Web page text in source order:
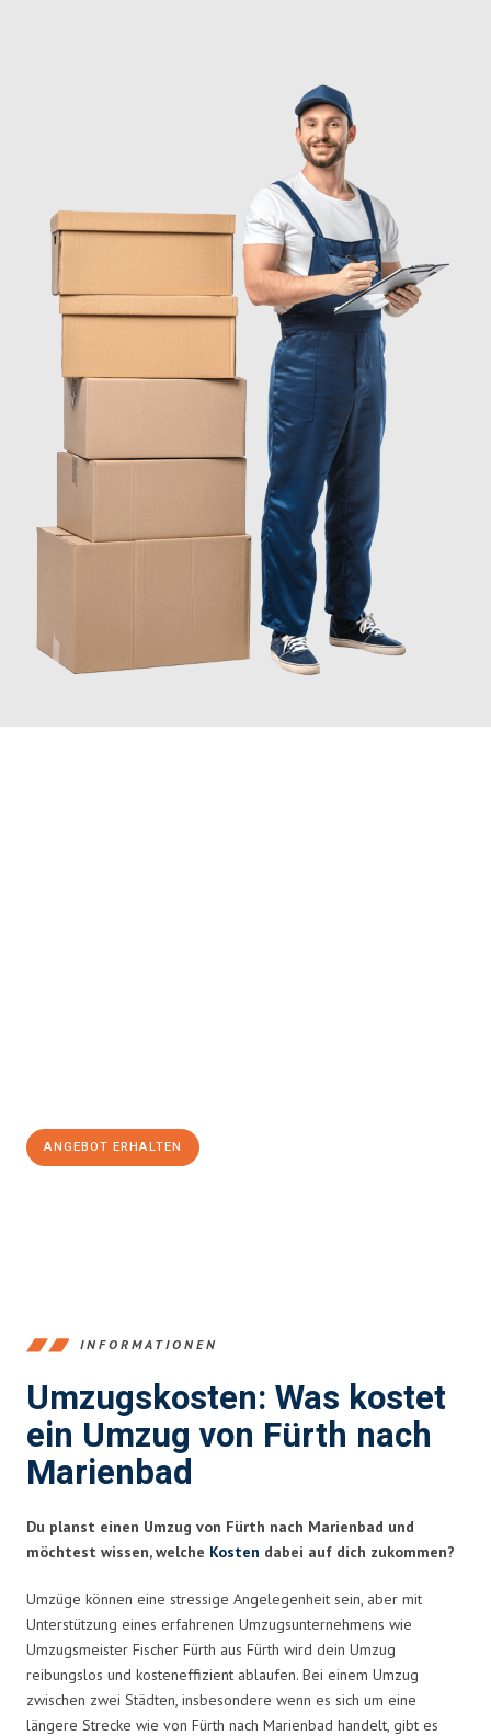
ANGEBOT ERHALTEN
INFORMATIONEN
Umzugskosten: Was kostet
ein Umzug von Fürth nach
Marienbad
Du planst einen Umzug von Fürth nach Marienbad und
möchtest wissen, welche Kosten dabei auf dich zukommen?
Umzüge können eine stressige Angelegenheit sein, aber mit
Unterstützung eines erfahrenen Umzugsunternehmens wie
Umzugsmeister Fischer Fürth aus Fürth wird dein Umzug
reibungslos und kosteneffizient ablaufen. Bei einem Umzug
zwischen zwei Städten, insbesondere wenn es sich um eine
längere Strecke wie von Fürth nach Marienbad handelt, gibt es